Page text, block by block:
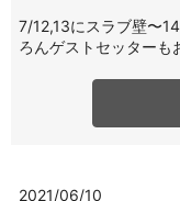
7/12,13にスラブ壁〜
ろんゲストセッター
2021/06/10